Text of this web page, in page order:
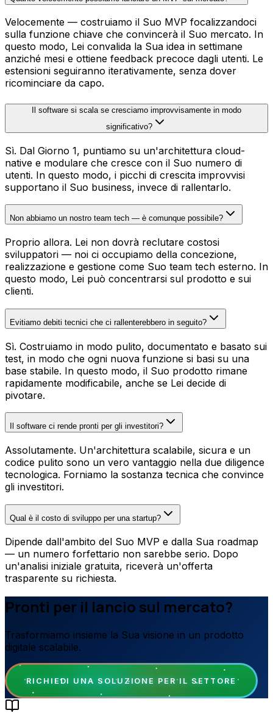
Velocemente — costruiamo il Suo MVP focalizzandoci
sulla funzione chiave che convincerà il Suo mercato. In
questo modo, Lei convalida la Sua idea in settimane
anziché mesi e ottiene feedback precoce dagli utenti. Le
estensioni seguiranno iterativamente, senza dover
ricominciare da capo.
Il software si scala se cresciamo improvvisamente in modo
significativo?
Sì. Dal Giorno 1, puntiamo su un'architettura cloud-
native e modulare che cresce con il Suo numero di
utenti. In questo modo, i picchi di crescita improvvisi
supportano il Suo business, invece di rallentarlo.
Non abbiamo un nostro team tech — è comunque possibile?
Proprio allora. Lei non dovrà reclutare costosi
sviluppatori — noi ci occupiamo della concezione,
realizzazione e gestione come Suo team tech esterno. In
questo modo, Lei può concentrarsi sul prodotto e sui
clienti.
Evitiamo debiti tecnici che ci rallenterebbero in seguito?
Sì. Costruiamo in modo pulito, documentato e basato sui
test, in modo che ogni nuova funzione si basi su una
base stabile. In questo modo, il Suo prodotto rimane
rapidamente modificabile, anche se Lei decide di
pivotare.
Il software ci rende pronti per gli investitori?
Assolutamente. Un'architettura scalabile, sicura e un
codice pulito sono un vero vantaggio nella due diligence
tecnologica. Forniamo la sostanza tecnica che convince
gli investitori.
Qual è il costo di sviluppo per una startup?
Dipende dall'ambito del Suo MVP e dalla Sua roadmap
— un numero forfettario non sarebbe serio. Dopo
un'analisi iniziale gratuita, riceverà un'offerta
trasparente su richiesta.
Pronti per il lancio sul mercato?
Trasformiamo insieme la Sua visione in un prodotto
digitale scalabile.
RICHIEDI UNA SOLUZIONE PER IL SETTORE